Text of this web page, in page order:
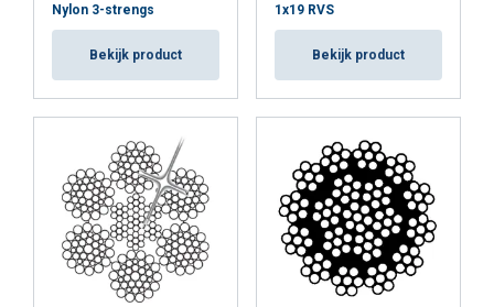
Nylon 3-strengs
Bekijk product
1x19 RVS
Bekijk product